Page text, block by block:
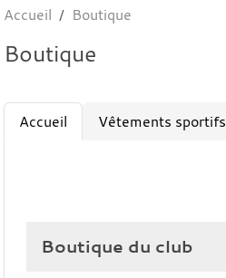
Accueil Boutique
Boutique
Accueil Vêtements sportifs
Boutique du club